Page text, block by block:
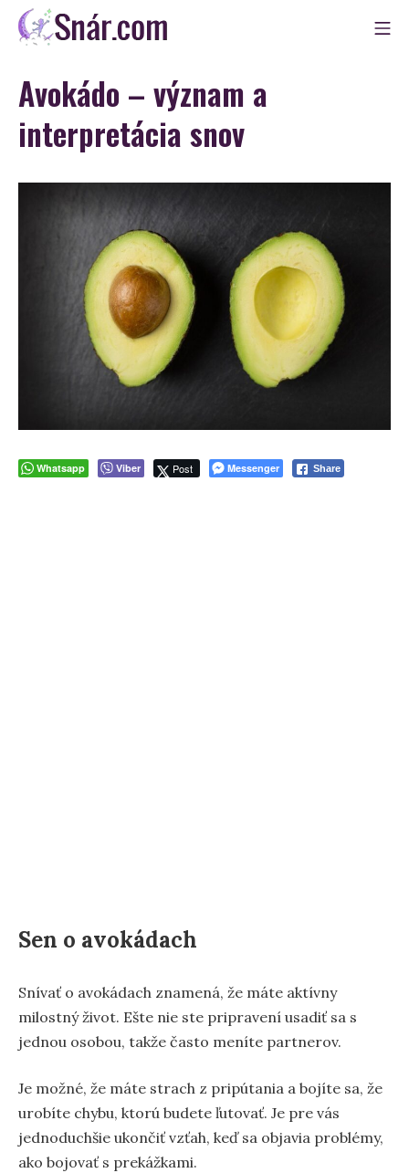
Skip
Snár
Avokádo – význam a
interpretácia snov
Whatsapp Viber Post Messenger Share
Sen o avokádach
Snívať o avokádach znamená, že máte aktívny
milostný život. Ešte nie ste pripravení usadiť sa s
jednou osobou, takže často meníte partnerov.
Je možné, že máte strach z pripútania a bojíte sa, že
urobíte chybu, ktorú budete ľutovať. Je pre vás
jednoduchšie ukončiť vzťah, keď sa objavia problémy,
ako bojovať s prekážkami.